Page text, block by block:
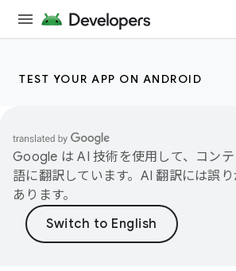
TEST YOUR APP ON ANDROID
Google は AI 技術を使用して、コン
語に翻訳しています。AI 翻訳には誤
あります。